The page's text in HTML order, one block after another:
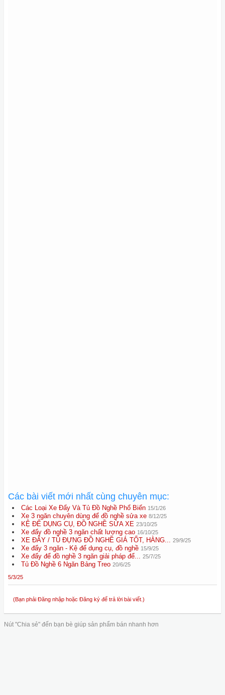
Các bài viết mới nhất cùng chuyên mục:
Các Loại Xe Đẩy Và Tủ Đồ Nghề Phổ Biến 15/1/26
Xe 3 ngăn chuyên dùng để đồ nghề sửa xe 8/12/25
KỆ ĐỂ DỤNG CỤ, ĐỒ NGHỀ SỬA XE 23/10/25
Xe đẩy đồ nghề 3 ngăn chất lượng cao 16/10/25
XE ĐẨY / TỦ ĐỰNG ĐỒ NGHỀ GIÁ TỐT, HÀNG... 29/9/25
Xe đẩy 3 ngăn - Kệ để dụng cụ, đồ nghề 15/9/25
Xe đẩy để đồ nghề 3 ngăn giải pháp để... 25/7/25
Tủ Đồ Nghề 6 Ngăn Bảng Treo 20/6/25
5/3/25
(Bạn phải Đăng nhập hoặc Đăng ký để trả lời bài viết.)
Nút "Chia sẻ" đến bạn bè giúp sản phẩm bán nhanh hơn